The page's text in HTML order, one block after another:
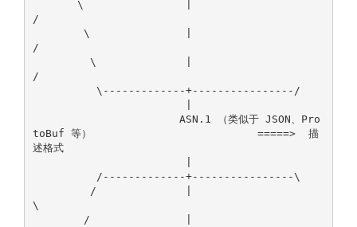
/
/
/
toBuf 等）                          =====>  描
述格式
\